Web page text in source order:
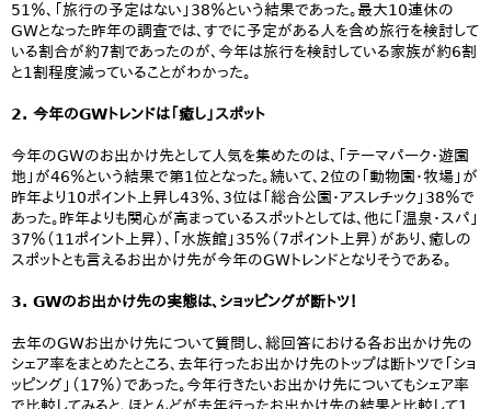
51％、「旅行の予定はない」38％という結果であった。最大10連休の
GWとなった昨年の調査では、すでに予定がある人を含め旅行を検討して
いる割合が約7割であったのが、今年は旅行を検討している家族が約6割
と1割程度減っていることがわかった。
2. 今年のGWトレンドは「癒し」スポット
今年のGWのお出かけ先として人気を集めたのは、「テーマパーク・遊園
地」が46％という結果で第1位となった。続いて、2位の「動物園・牧場」が
昨年より10ポイント上昇し43％、3位は「総合公園・アスレチック」38％で
あった。昨年よりも関心が高まっているスポットとしては、他に「温泉・スパ」
37％（11ポイント上昇）、「水族館」35％（7ポイント上昇）があり、癒しの
スポットとも言えるお出かけ先が今年のGWトレンドとなりそうである。
3. GWのお出かけ先の実態は、ショッピングが断トツ！
去年のGWお出かけ先について質問し、総回答における各お出かけ先の
シェア率をまとめたところ、去年行ったお出かけ先のトップは断トツで「ショ
ッピング」（17％）であった。今年行きたいお出かけ先についてもシェア率